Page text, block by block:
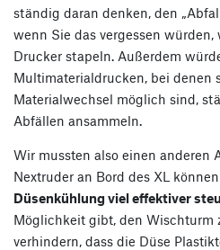
ständig daran denken, den
wenn Sie das vergessen
Drucker stapeln. Außerdem
Multimaterialdrucken, bei denen
Materialwechsel möglich sind,
Abfällen ansammeln.
Wir mussten also einen anderen
Nextruder an Bord des XL können
Düsenkühlung viel effektiver
Möglichkeit gibt, den Wischturm
verhindern, dass die Düse